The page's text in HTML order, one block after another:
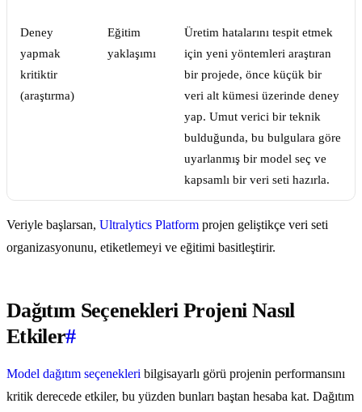
Deney
yapmak
kritiktir
(araştırma)
Eğitim
yaklaşımı
Üretim hatalarını tespit etmek
için yeni yöntemleri araştıran
bir projede, önce küçük bir
veri alt kümesi üzerinde deney
yap. Umut verici bir teknik
bulduğunda, bu bulgulara göre
uyarlanmış bir model seç ve
kapsamlı bir veri seti hazırla.
Veriyle başlarsan, Ultralytics Platform projen geliştikçe veri seti
organizasyonunu, etiketlemeyi ve eğitimi basitleştirir.
Dağıtım Seçenekleri Projeni Nasıl
Etkiler#
Model dağıtım seçenekleri bilgisayarlı görü projenin performansını
kritik derecede etkiler, bu yüzden bunları baştan hesaba kat. Dağıtım